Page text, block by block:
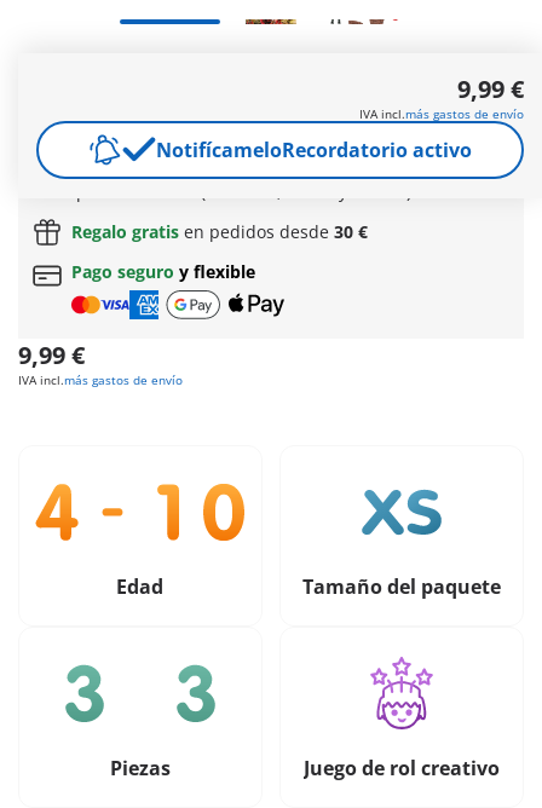
Más información
Envío gratis
Regalo gratis en pedidos desde 30 €
Pago seguro y flexible
9,99 €
IVA incl.más gastos de envío
9,99 €
IVA incl.más gastos de envío
NotifícameloRecordatorio activo
Edad Tamaño del paquete
Piezas Juego de rol creativo